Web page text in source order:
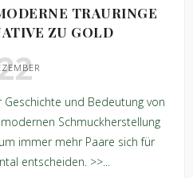
TRAURINGE
ZU GOLD
und Bedeutung von
Schmuckherstellung
immer mehr Paare sich für
entscheiden. >>...